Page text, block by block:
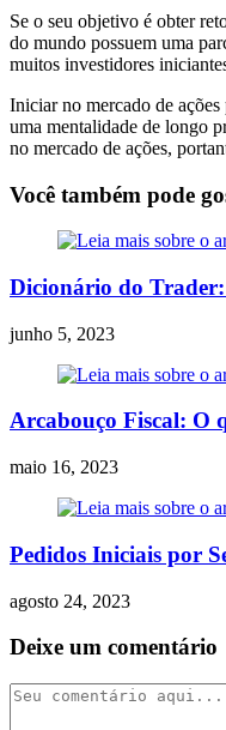
Se o seu objetivo é obter
do mundo possuem uma
muitos investidores
Iniciar no mercado de
uma mentalidade de longo
no mercado de ações,
Você também pode
Dicionário do Trader:
junho 5, 2023
Arcabouço Fiscal: O
maio 16, 2023
Pedidos Iniciais por
agosto 24, 2023
Deixe um comentário